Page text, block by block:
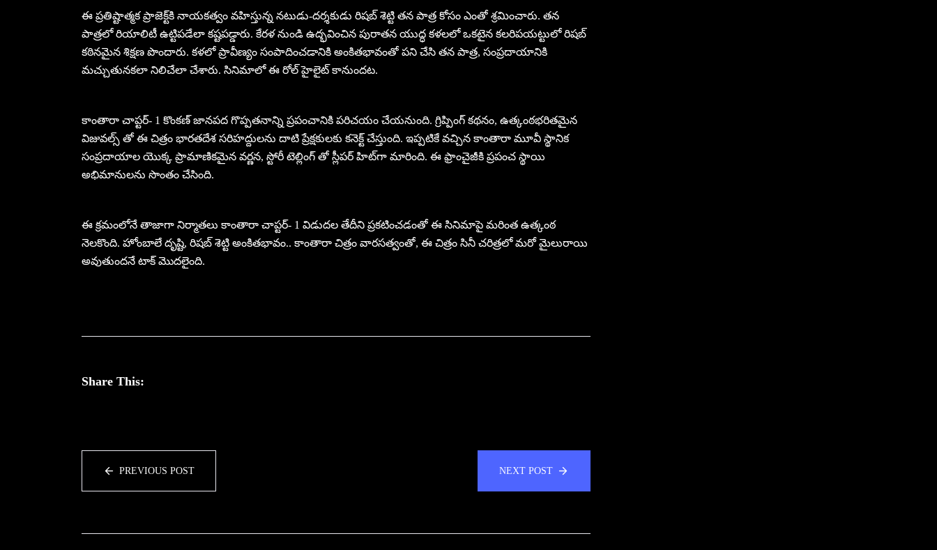
ఈ ప్రతిష్టాత్మక ప్రాజెక్ట్‌కి నాయకత్వం వహిస్తున్న నటుడు-దర్శకుడు రిషబ్ శెట్టి తన పాత్ర కోసం ఎంతో శ్రమించారు. తన
పాత్రలో రియాలిటీ ఉట్టిపడేలా కష్టపడ్డారు. కేరళ నుండి ఉద్భవించిన పురాతన యుద్ధ కళలలో ఒకటైన కలరిపయట్టులో రిషబ్
కఠినమైన శిక్షణ పొందారు. కళలో ప్రావీణ్యం సంపాదించడానికి అంకితభావంతో పని చేసి తన పాత్ర, సంప్రదాయానికి
మచ్చుతునకలా నిలిచేలా చేశారు. సినిమాలో ఈ రోల్ హైలైట్ కానుందట.
కాంతారా చాప్టర్- 1 కొంకణ్ జానపద గొప్పతనాన్ని ప్రపంచానికి పరిచయం చేయనుంది. గ్రిప్పింగ్ కథనం, ఉత్కంఠభరితమైన
విజువల్స్ తో ఈ చిత్రం భారతదేశ సరిహద్దులను దాటి ప్రేక్షకులకు కనెక్ట్ చేస్తుంది. ఇప్పటికే వచ్చిన కాంతారా మూవీ స్థానిక
సంప్రదాయాల యొక్క ప్రామాణికమైన వర్ణన, స్టోరీ టెల్లింగ్ తో స్లీపర్ హిట్‌గా మారింది. ఈ ఫ్రాంచైజీకి ప్రపంచ స్థాయి
అభిమానులను సొంతం చేసింది.
ఈ క్రమంలోనే తాజాగా నిర్మాతలు కాంతారా చాప్టర్- 1 విడుదల తేదీని ప్రకటించడంతో ఈ సినిమాపై మరింత ఉత్కంఠ
నెలకొంది. హోంబాలే దృష్టి, రిషబ్ శెట్టి అంకితభావం.. కాంతారా చిత్రం వారసత్వంతో, ఈ చిత్రం సినీ చరిత్రలో మరో మైలురాయి
అవుతుందనే టాక్ మొదలైంది.
Share This:
PREVIOUS POST NEXT POST